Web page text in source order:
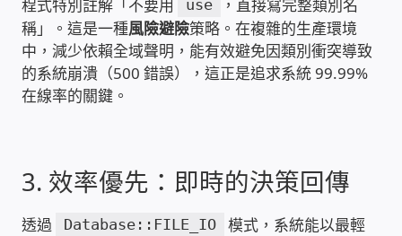
PHP程式設計
網路 工具 軟體 手冊
監視器DIY
監視器租賃方案
程式特別註解「不要用 use
，直接寫完整類別名
稱」。這是一種風險避險策略。在複雜的生產環境
中，減少依賴全域聲明，能有效避免因類別衝突導致
的系統崩潰（500 錯誤），這正是追求系統 99.99%
在線率的關鍵。
3. 效率優先：即時的決策回傳
透過 Database::FILE_IO
模式，系統能以最輕